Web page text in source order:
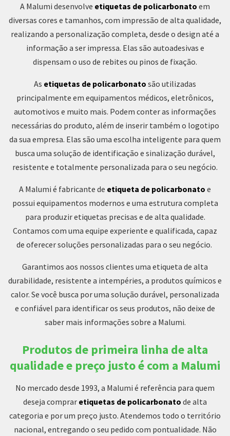
A Malumi desenvolve etiquetas de policarbonato em
diversas cores e tamanhos, com impressão de alta qualidade,
realizando a personalização completa, desde o design até a
informação a ser impressa. Elas são autoadesivas e
dispensam o uso de rebites ou pinos de fixação.
As etiquetas de policarbonato são utilizadas
principalmente em equipamentos médicos, eletrônicos,
automotivos e muito mais. Podem conter as informações
necessárias do produto, além de inserir também o logotipo
da sua empresa. Elas são uma escolha inteligente para quem
busca uma solução de identificação e sinalização durável,
resistente e totalmente personalizada para o seu negócio.
A Malumi é fabricante de etiqueta de policarbonato e
possui equipamentos modernos e uma estrutura completa
para produzir etiquetas precisas e de alta qualidade.
Contamos com uma equipe experiente e qualificada, capaz
de oferecer soluções personalizadas para o seu negócio.
Garantimos aos nossos clientes uma etiqueta de alta
durabilidade, resistente a intempéries, a produtos químicos e
calor. Se você busca por uma solução durável, personalizada
e confiável para identificar os seus produtos, não deixe de
saber mais informações sobre a Malumi.
Produtos de primeira linha de alta
qualidade e preço justo é com a Malumi
No mercado desde 1993, a Malumi é referência para quem
deseja comprar etiquetas de policarbonato de alta
categoria e por um preço justo. Atendemos todo o território
nacional, entregando o seu pedido com pontualidade. Não